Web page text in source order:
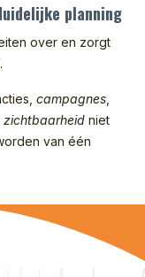
planning
over en zorgt
campagnes
zichtbaarheid niet
van één